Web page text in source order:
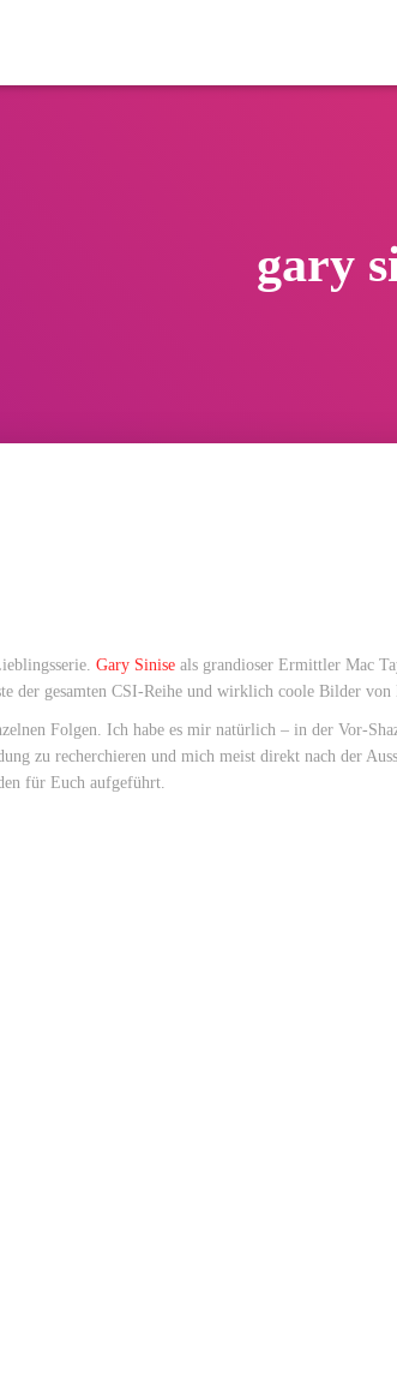
gary
Gary Sinise als grandioser Ermittler Mac
der gesamten CSI-Reihe und wirklich coole Bilder
Folgen. Ich habe es mir natürlich – in der Vor-
zu recherchieren und mich meist direkt nach der
für Euch aufgeführt.